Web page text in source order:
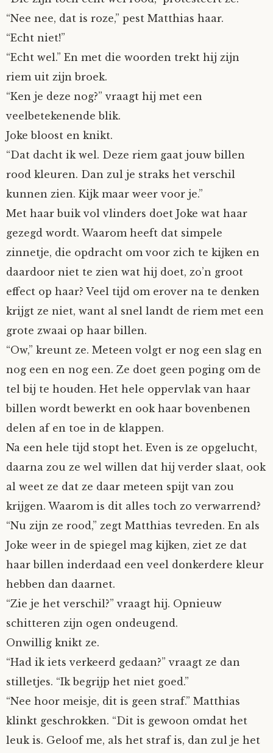
“Nee nee, dat is roze,” pest Matthias haar.
“Echt niet!”
“Echt wel.” En met die woorden trekt hij zijn
riem uit zijn broek.
“Ken je deze nog?” vraagt hij met een
veelbetekenende blik.
Joke bloost en knikt.
“Dat dacht ik wel. Deze riem gaat jouw billen
rood kleuren. Dan zul je straks het verschil
kunnen zien. Kijk maar weer voor je.”
Met haar buik vol vlinders doet Joke wat haar
gezegd wordt. Waarom heeft dat simpele
zinnetje, die opdracht om voor zich te kijken en
daardoor niet te zien wat hij doet, zo’n groot
effect op haar? Veel tijd om erover na te denken
krijgt ze niet, want al snel landt de riem met een
grote zwaai op haar billen.
“Ow,” kreunt ze. Meteen volgt er nog een slag en
nog een en nog een. Ze doet geen poging om de
tel bij te houden. Het hele oppervlak van haar
billen wordt bewerkt en ook haar bovenbenen
delen af en toe in de klappen.
Na een hele tijd stopt het. Even is ze opgelucht,
daarna zou ze wel willen dat hij verder slaat, ook
al weet ze dat ze daar meteen spijt van zou
krijgen. Waarom is dit alles toch zo verwarrend?
“Nu zijn ze rood,” zegt Matthias tevreden. En als
Joke weer in de spiegel mag kijken, ziet ze dat
haar billen inderdaad een veel donkerdere kleur
hebben dan daarnet.
“Zie je het verschil?” vraagt hij. Opnieuw
schitteren zijn ogen ondeugend.
Onwillig knikt ze.
“Had ik iets verkeerd gedaan?” vraagt ze dan
stilletjes. “Ik begrijp het niet goed.”
“Nee hoor meisje, dit is geen straf.” Matthias
klinkt geschrokken. “Dit is gewoon omdat het
leuk is. Geloof me, als het straf is, dan zul je het